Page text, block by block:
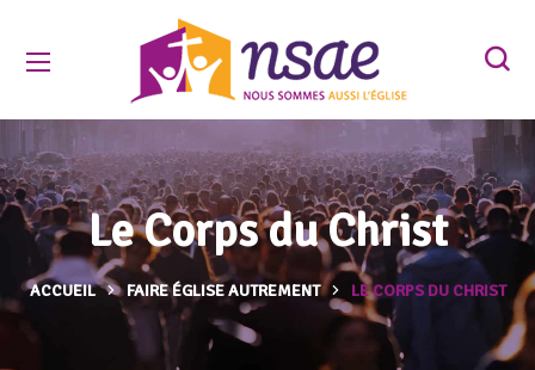
Le Corps du Christ
ACCUEIL FAIRE ÉGLISE AUTREMENT LE CORPS DU CHRIST